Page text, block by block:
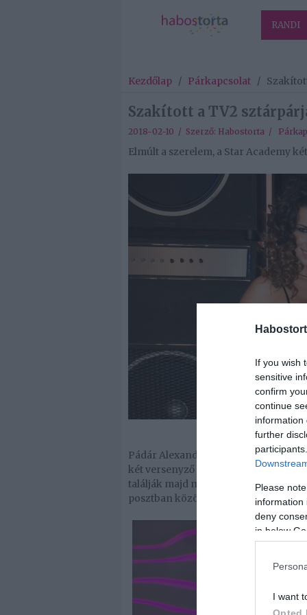
If you wish
sensitive
confirm
continue
information
further
Please
information
deny
in below
I want
RANDI
Kezdőlap / Párkapcsolat /
Szakított a TV2
2018-02-10 / Szerző: Habostorta /
Elmúlt a szerelem, a Star Academy
Pádár Alexandra és Kelemen László
két versenyző csakhamar össze is
találják majd meg a boldogságot. A
posztban közölte a szomorú